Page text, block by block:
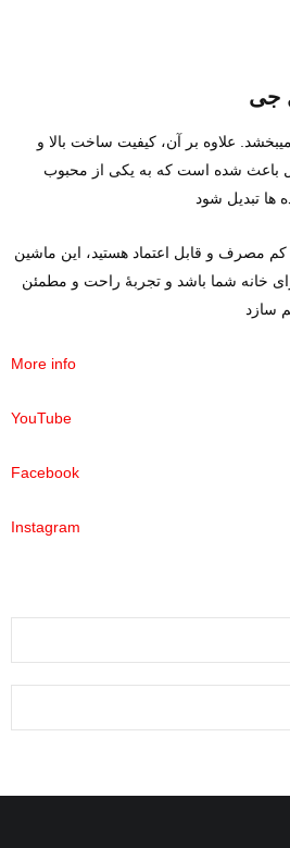
جی
باعث شده است که به یکی از محبوب‌
کم‌ مصرف و قابل اعتماد هستید، این ماشین
خانه شما باشد و تجربه‌ٔ راحت و مطمئن
More info
YouTube
Facebook
Instagram